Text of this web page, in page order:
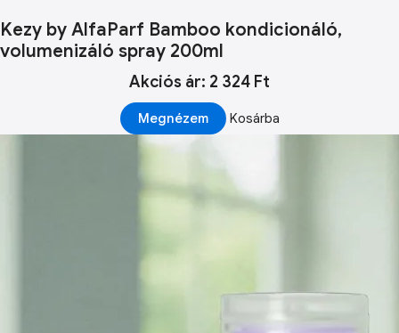
Kezy by AlfaParf Bamboo kondicionáló,
volumenizáló spray 200ml
Akciós ár: 2 324 Ft
Megnézem Kosárba